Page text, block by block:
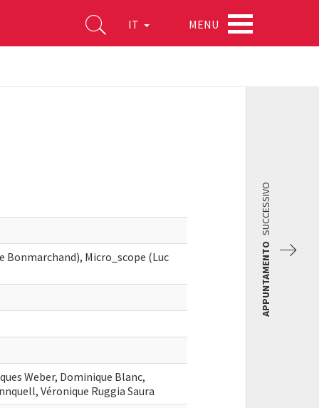
IT MENU
Bonmarchand), Micro_scope (Luc
Weber, Dominique Blanc,
Véronique Ruggia Saura
APPUNTAMENTO
SUCCESSIVO